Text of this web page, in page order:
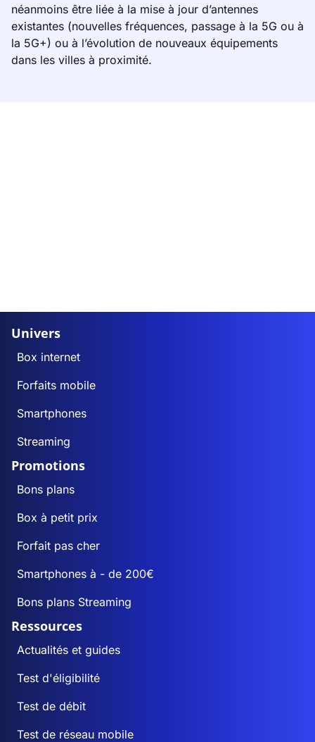
néanmoins être liée à la mise à jour d’antennes
existantes (nouvelles fréquences, passage à la 5G ou à
la 5G+) ou à l’évolution de nouveaux équipements
dans les villes à proximité.
Univers
Box internet
Forfaits mobile
Smartphones
Streaming
Promotions
Bons plans
Box à petit prix
Forfait pas cher
Smartphones à - de 200€
Bons plans Streaming
Ressources
Actualités et guides
Test d'éligibilité
Test de débit
Test de réseau mobile